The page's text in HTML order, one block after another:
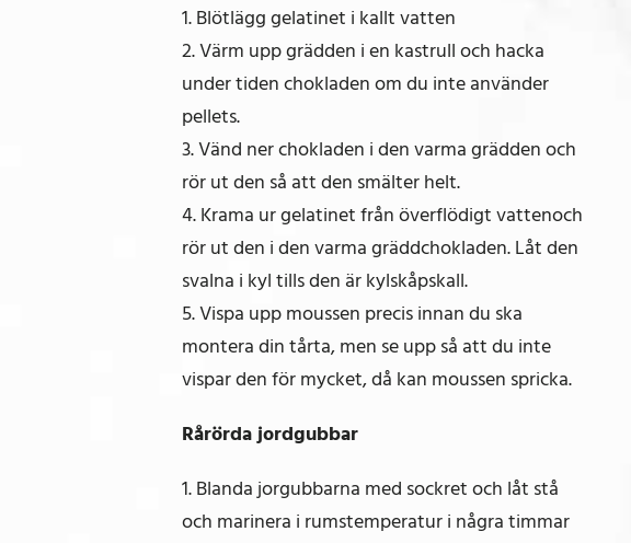
1. Blötlägg gelatinet i kallt vatten
2. Värm upp grädden i en kastrull och hacka
under tiden chokladen om du inte använder
pellets.
3. Vänd ner chokladen i den varma grädden och
rör ut den så att den smälter helt.
4. Krama ur gelatinet från överflödigt vattenoch
rör ut den i den varma gräddchokladen. Låt den
svalna i kyl tills den är kylskåpskall.
5. Vispa upp moussen precis innan du ska
montera din tårta, men se upp så att du inte
vispar den för mycket, då kan moussen spricka.
Rårörda jordgubbar
1. Blanda jorgubbarna med sockret och låt stå
och marinera i rumstemperatur i några timmar